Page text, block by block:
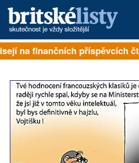
PŘIHLÁSIT
ARCHIV
ROZHOVORY
TÉMATA
na finančních příspěvcích